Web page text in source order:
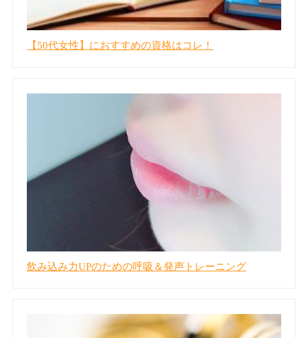
【50代女性】におすすめの資格はコレ！
飲み込み力UPのための呼吸＆発声トレーニング